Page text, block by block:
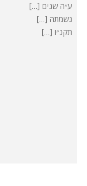
[…] ע״ה שנים
[…] נשמתה
[…] תקנ״ו